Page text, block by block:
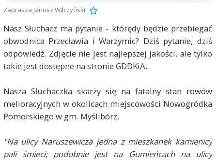
Zaprasza Janusz Wilczyński
Nasz Słuchacz ma pytanie - którędy będzie przebiegać
obwodnica Przecławia i Warzymic? Dziś pytanie, dziś
odpowiedź. Zdjęcie nie jest najlepszej jakości, ale tylko
takie jest dostępne na stronie GDDKiA.
Nasza Słuchaczka skarży się na fatalny stan rowów
melioracyjnych w okolicach miejscowości Nowogródka
Pomorskiego w gm. Myślibórz.
"Na ulicy Naruszewicza jedna z mieszkanek kamienicy
pali śmieci; podobnie jest na Gumieńcach na ulicy